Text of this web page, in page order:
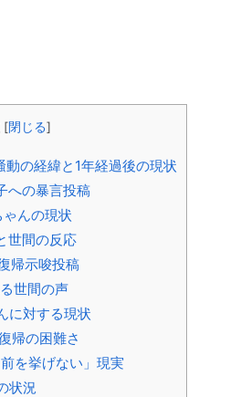
[閉じる]
の経緯と1年経過後の現状
への暴言投稿
んの現状
世間の反応
帰示唆投稿
世間の声
に対する現状
帰の困難さ
を挙げない」現実
状況